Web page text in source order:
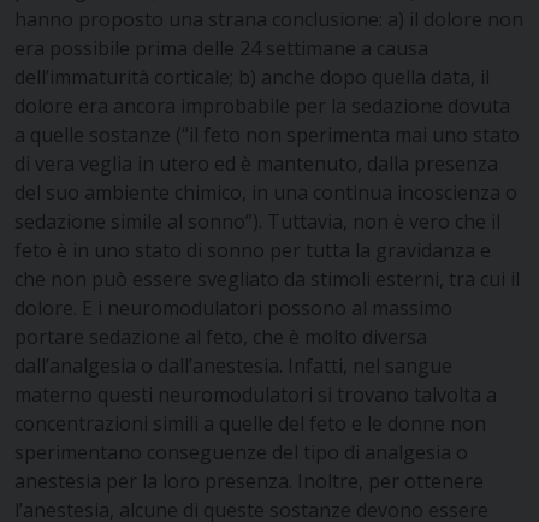
hanno proposto una strana conclusione: a) il dolore non
era possibile prima delle 24 settimane a causa
dell’immaturità corticale; b) anche dopo quella data, il
dolore era ancora improbabile per la sedazione dovuta
a quelle sostanze (“il feto non sperimenta mai uno stato
di vera veglia in utero ed è mantenuto, dalla presenza
del suo ambiente chimico, in una continua incoscienza o
sedazione simile al sonno”). Tuttavia, non è vero che il
feto è in uno stato di sonno per tutta la gravidanza e
che non può essere svegliato da stimoli esterni, tra cui il
dolore. E i neuromodulatori possono al massimo
portare sedazione al feto, che è molto diversa
dall’analgesia o dall’anestesia. Infatti, nel sangue
materno questi neuromodulatori si trovano talvolta a
concentrazioni simili a quelle del feto e le donne non
sperimentano conseguenze del tipo di analgesia o
anestesia per la loro presenza. Inoltre, per ottenere
l’anestesia, alcune di queste sostanze devono essere